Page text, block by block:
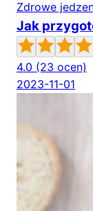
Zdrowe
Jak
4.0 (23 ocen)
2023-11-01